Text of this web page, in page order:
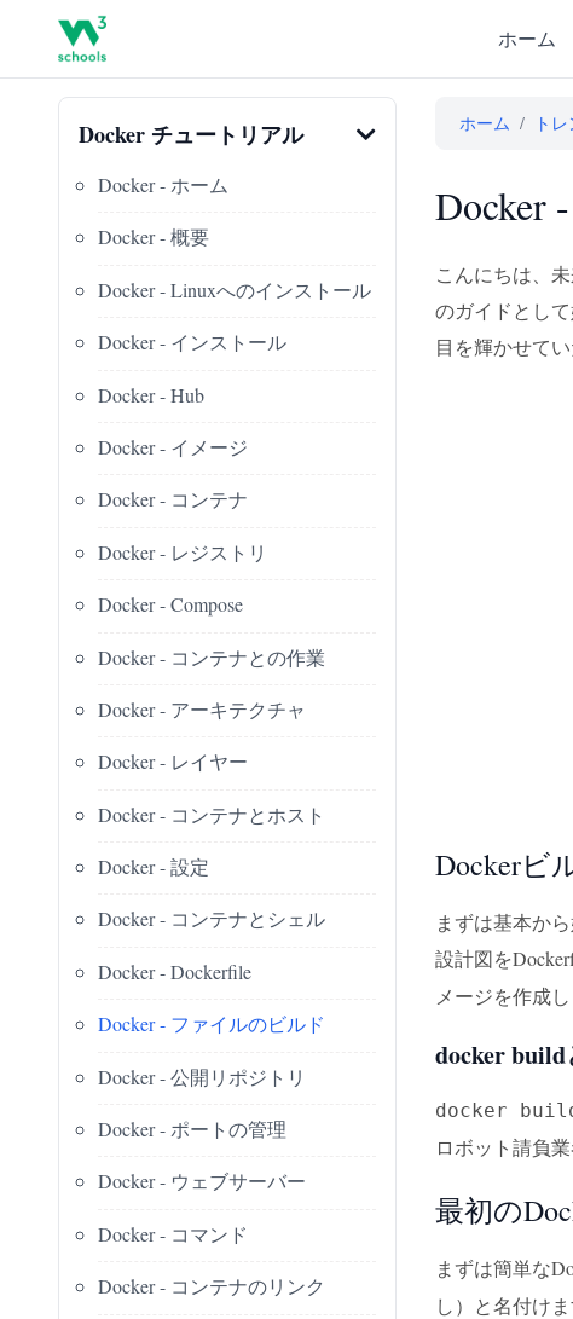
ホーム
Docker チュートリアル
Docker - ホーム
Docker - 概要
Docker - Linuxへのインストール
Docker - インストール
Docker - Hub
Docker - イメージ
Docker - コンテナ
Docker - レジストリ
Docker - Compose
Docker - コンテナとの作業
Docker - アーキテクチャ
Docker - レイヤー
Docker - コンテナとホスト
Docker - 設定
Docker - コンテナとシェル
Docker - Dockerfile
Docker - ファイルのビルド
Docker - 公開リポジトリ
Docker - ポートの管理
Docker - ウェブサーバー
Docker - コマンド
Docker - コンテナのリンク
ホーム / ト
Docker
こんにちは、
のガイドとし
目を輝かせて
Dockerビ
まずは基本か
設計図を
メージを作成し
docker build
docker
ロボット請負
最初の
まずは簡単な
し）と名付けま